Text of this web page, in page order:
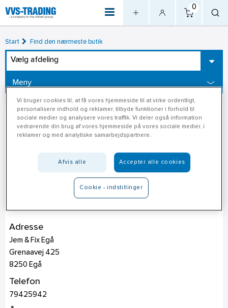
0
Start Find den nærmeste butik
Vælg afdeling
Meny
Adresse
Jem & Fix Egå
Grenaavej 425
8250 Egå
Telefon
79425942
Vi bruger cookies til, at få vores hjemmeside til at virke ordentligt,
personalisere indhold og reklamer, tilbyde funktioner i forhold til
sociale medier og analysere vores traffik. Vi deler også information
vedrørende din brug af vores hjemmeside på vores sociale medier, i
reklamer og med analytiske samarbejdspartnere.
Afvis alle Accepter alle cookies
Cookie - indstillinger